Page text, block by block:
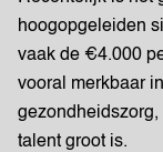
hoogopgeleiden
vaak de €4.000
vooral merkbaar
talent groot is.